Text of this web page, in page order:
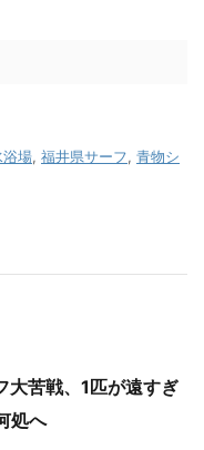
浴場, 福井県サーフ, 青物シ
苦戦、1匹が遠すぎ
処へ